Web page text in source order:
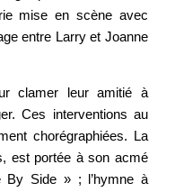
mise en scène avec
entre Larry et Joanne
clamer leur amitié à
Ces interventions au
chorégraphiées. La
est portée à son acmé
Side » ; l’hymne à